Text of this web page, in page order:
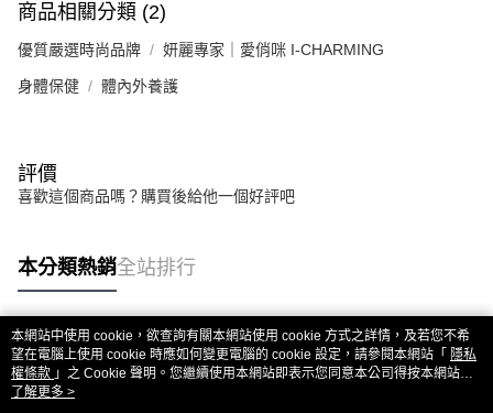
商品相關分類 (2)
優質嚴選時尚品牌 妍麗專家｜愛俏咪 I-CHARMING
身體保健 體內外養護
評價
喜歡這個商品嗎？購買後給他一個好評吧
本分類熱銷全站排行
熱門標籤
本網站中使用 cookie，欲查詢有關本網站使用 cookie 方式之詳情，及若您不希
望在電腦上使用 cookie 時應如何變更電腦的 cookie 設定，請參閱本網站「 隱私
權條款 」之 Cookie 聲明。您繼續使用本網站即表示您同意本公司得按本網站使
用條款之 Cookie 聲明使用 cookie。
了解更多 >